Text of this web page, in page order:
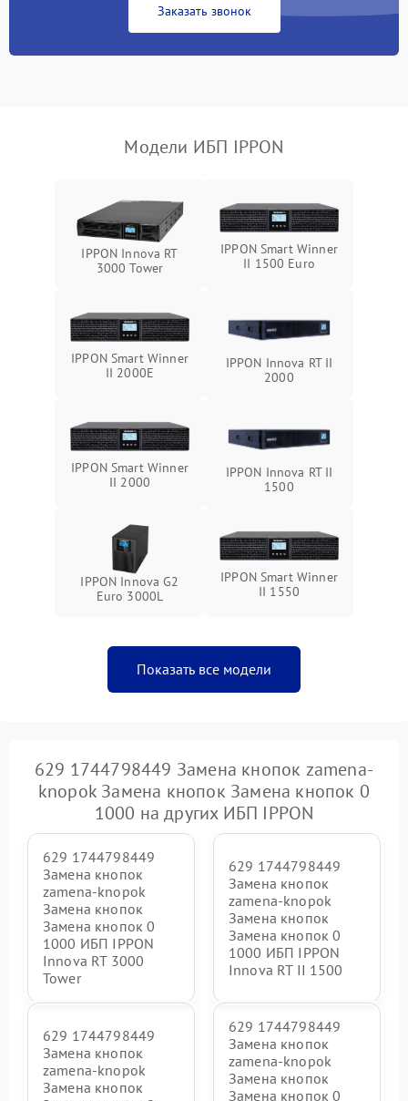
индикаторов
Неисправность системы
стабилизации
2000 ₽ Подробнее →
переключения
Неисправность системы
1500 ₽ Подробнее →
Повреждение внутренних
проводов
500 ₽ Подробнее →
Неисправность системы
Подробнее →
Поломка системы защиты
1000 ₽ Подробнее →
Неисправность системы
Повреждение системы
защиты от перегрева
перенапряжения
Заказать звонок
Модели ИБП IPPON
IPPON Innova RT
3000 Tower
IPPON Smart Winner
II 1500 Euro
IPPON Smart Winner
II 2000E
IPPON Innova RT II
2000
IPPON Smart Winner
II 2000
IPPON Innova RT II
1500
IPPON Innova G2
Euro 3000L
IPPON Smart Winner
II 1550
Показать все модели
629 1744798449 Замена кнопок zamena-
knopok Замена кнопок Замена кнопок 0
1000 на других ИБП IPPON
629 1744798449
Замена кнопок
zamena-knopok
Замена кнопок
Замена кнопок 0
1000 ИБП IPPON
Innova RT 3000
Tower
629 1744798449
Замена кнопок
zamena-knopok
Замена кнопок
Замена кнопок 0
1000 ИБП IPPON
Innova RT II 1500
629 1744798449
Замена кнопок
zamena-knopok
Замена кнопок
629 1744798449
Замена кнопок
zamena-knopok
Замена кнопок
Замена кнопок 0